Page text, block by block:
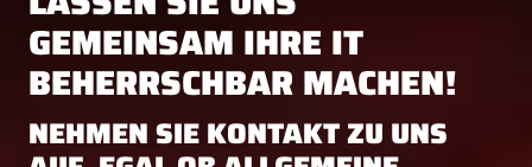
GEMEINSAM IHRE IT
BEHERRSCHBAR MACHEN!
NEHMEN SIE KONTAKT ZU UNS